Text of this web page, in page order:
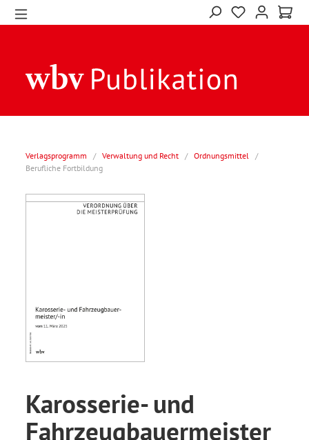
Verlagsprogramm / Verwaltung und Recht / Ordnungsmittel /
Berufliche Fortbildung
Karosserie- und
Fahrzeugbauermeister